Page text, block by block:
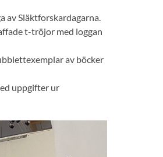
av Släktforskardagarna.
t-tröjor med loggan
av böcker
uppgifter ur